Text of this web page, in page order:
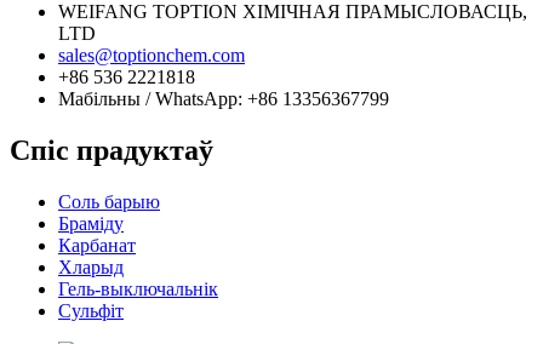
WEIFANG TOPTION ХІМІЧНАЯ ПРАМЫСЛОВАСЦЬ,
LTD
sales@toptionchem.com
+86 536 2221818
Мабільны / WhatsApp: +86 13356367799
Спіс прадуктаў
Соль барыю
Браміду
Карбанат
Хларыд
Гель-выключальнік
Сульфіт